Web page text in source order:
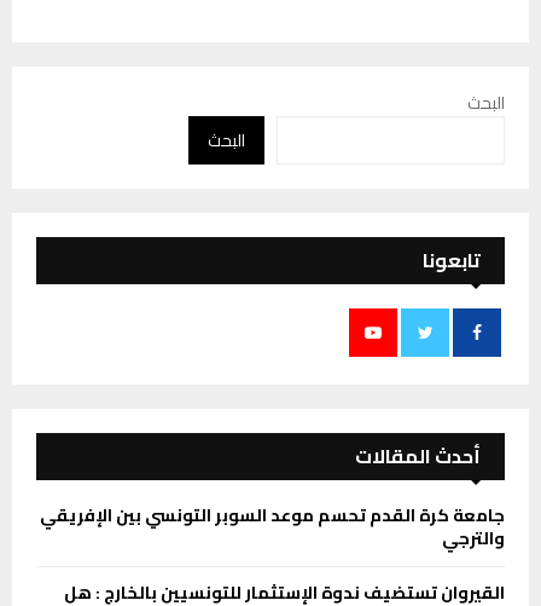
البحث
البحث
تابعونا
أحدث المقالات
جامعة كرة القدم تحسم موعد السوبر التونسي بين الإفريقي
والترجي
القيروان تستضيف ندوة الإستثمار للتونسيين بالخارج : هل